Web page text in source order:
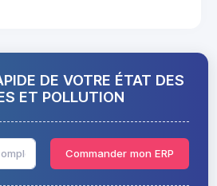
DE VOTRE ÉTAT DES
ET POLLUTION
Commander mon ERP